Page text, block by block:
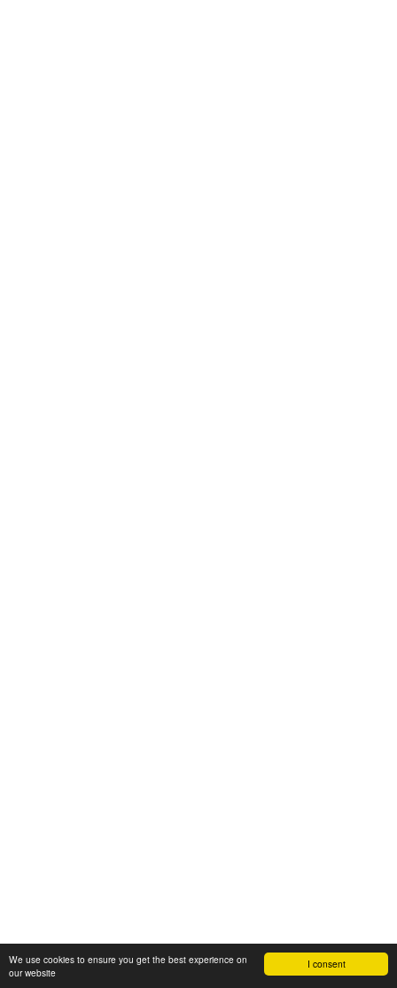
I consent
We use cookies to ensure you get the best experience on
our website